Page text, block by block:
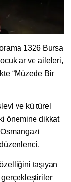
1326 Bursa
ve aileleri,
“Müzede Bir
ve kültürel
önemine dikkat
Osmangazi
taşıyan
gerçekleştirilen